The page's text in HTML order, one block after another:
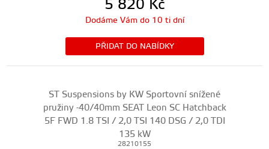
5 820 Kč
Dodáme Vám do 10 ti dní
PŘIDAT DO NABÍDKY
ST Suspensions by KW Sportovní snížené
pružiny -40/40mm SEAT Leon SC Hatchback
5F FWD 1.8 TSI / 2,0 TSI 140 DSG / 2,0 TDI
135 kW
28210155